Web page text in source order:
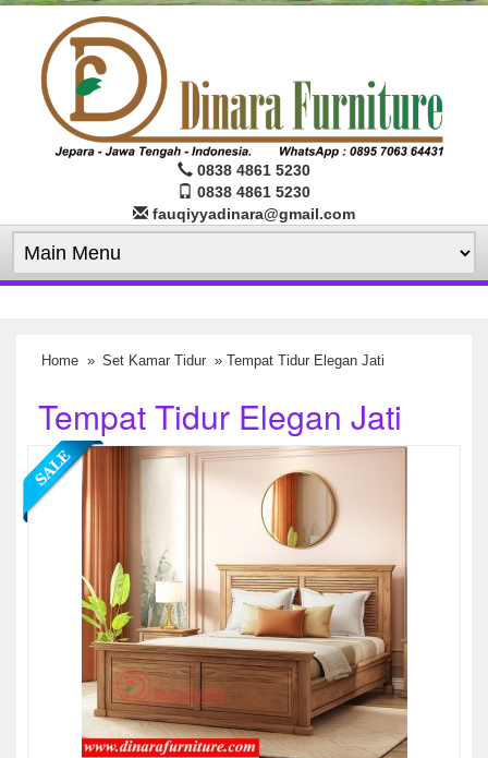
0838 4861 5230
0838 4861 5230
fauqiyyadinara@gmail.com
Home » Set Kamar Tidur » Tempat Tidur Elegan Jati
Tempat Tidur Elegan Jati